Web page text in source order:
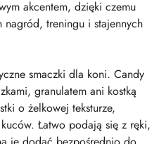
akcentem, dzięki czemu
treningu i stajennych
smaczki dla koni. Candy
granulatem ani kostką
o żelkowej teksturze,
Łatwo podają się z ręki,